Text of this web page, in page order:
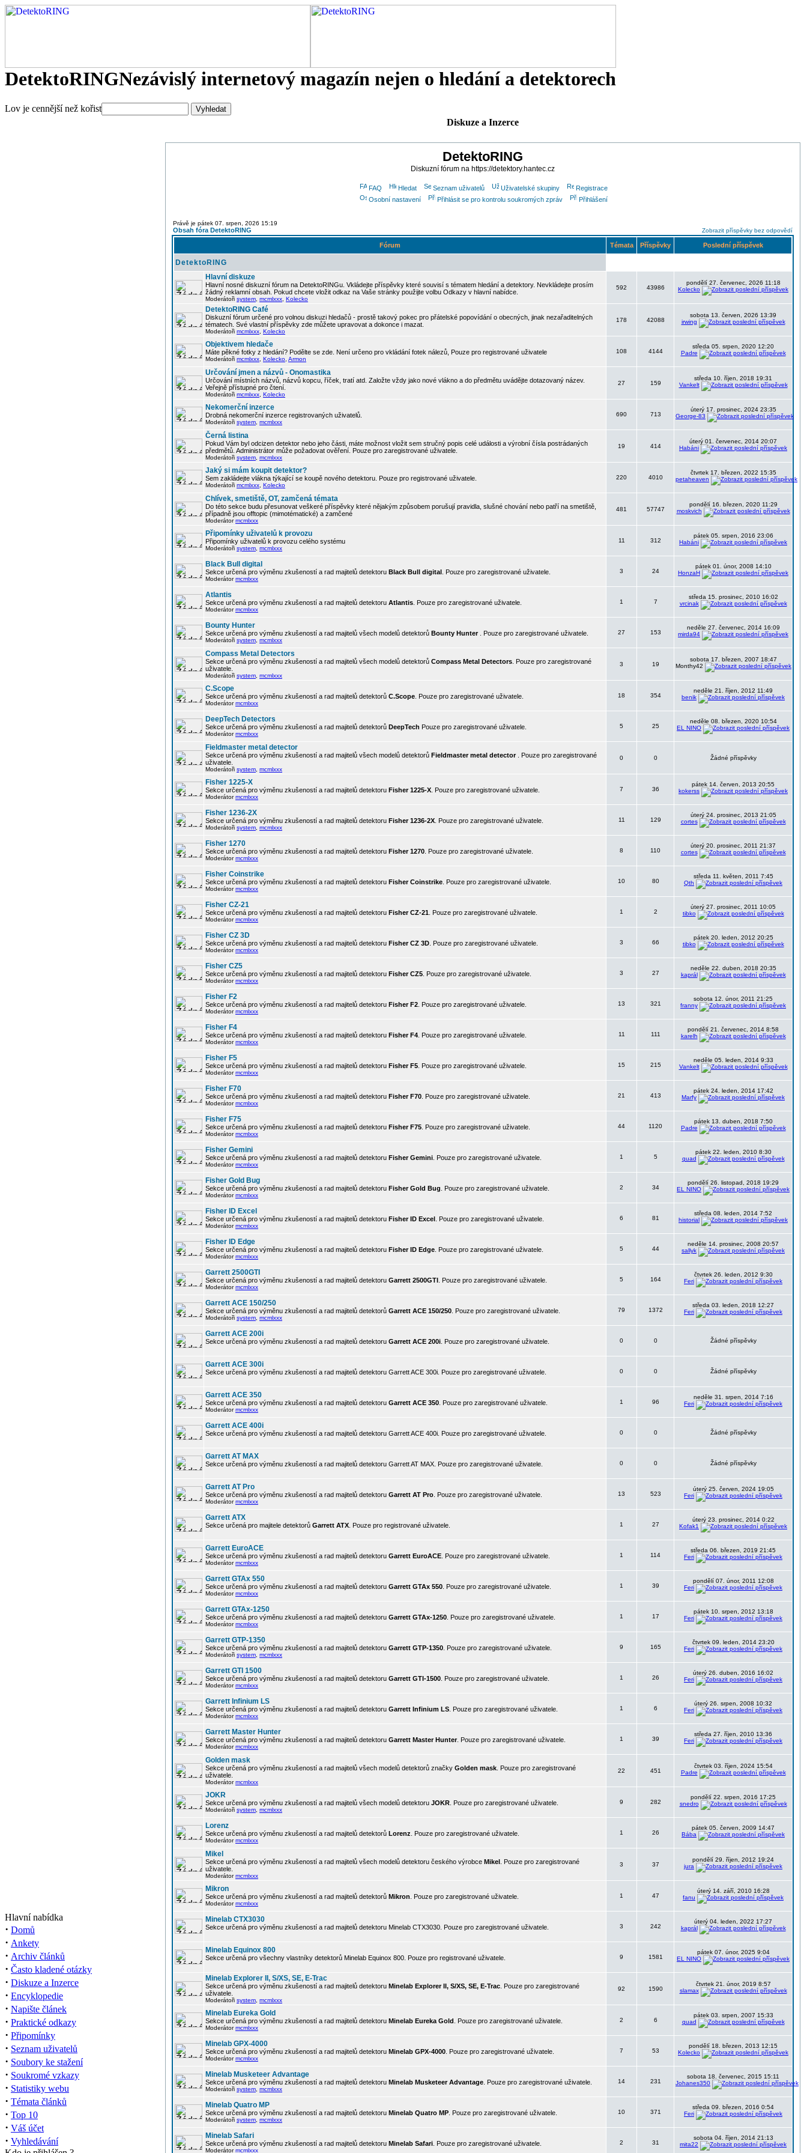
DetektoRINGNezávislý internetový magazín nejen o hledání a detektorech
Lov je cennější než kořist
Hlavní nabídka
· Domů
· Ankety
· Archiv článků
· Často kladené otázky
· Diskuze a Inzerce
· Encyklopedie
· Napište článek
· Praktické odkazy
· Připomínky
· Seznam uživatelů
· Soubory ke stažení
· Soukromé vzkazy
· Statistiky webu
· Témata článků
· Top 10
· Váš účet
· Vyhledávání
Diskuze a Inzerce
DetektoRING
Diskuzní fórum na https://detektory.hantec.cz
FAQ Hledat Seznam uživatelů Uživatelské skupiny
Registrace
Osobní nastavení
Přihlásit se pro kontrolu soukromých zpráv Přihlášení
Právě je pátek 07. srpen, 2026 15:19
Obsah fóra DetektoRING Zobrazit příspěvky bez odpovědí
Fórum Témata Příspěvky Poslední příspěvek
DetektoRING
Hlavní diskuze
Hlavní nosné diskuzní fórum na DetektoRINGu. Vkládejte příspěvky které souvisí s tématem hledání a detektory. Nevkládejte prosím
žádný reklamní obsah. Pokud chcete vložit odkaz na Vaše stránky použijte volbu Odkazy v hlavní nabídce.
Moderátoři system mcmlxxx Kolecko
592 43986
pondělí 27. červenec, 2026 11:18
Kolecko
DetektoRING Café
Diskuzní fórum určené pro volnou diskuzi hledačů - prostě takový pokec pro přátelské popovídání o obecných, jinak nezařaditelných
tématech. Své vlastní příspěvky zde můžete upravovat a dokonce i mazat.
Moderátoři mcmlxxx Kolecko
178 42088
sobota 13. červen, 2026 13:39
irwing
Objektivem hledače
Máte pěkné fotky z hledání? Podělte se zde. Není určeno pro vkládání fotek nálezů, Pouze pro registrované uživatele
Moderátoři mcmlxxx Kolecko Armon
108 4144
středa 05. srpen, 2020 12:20
Padre
Určování jmen a názvů - Onomastika
Určování místních názvů, názvů kopcu, říček, tratí atd. Založte vždy jako nové vlákno a do předmětu uvádějte dotazovaný název.
Veřejně přístupné pro čtení.
Moderátoři mcmlxxx Kolecko
27 159
středa 10. říjen, 2018 19:31
Vankelt
Nekomerční inzerce
Drobná nekomerční inzerce registrovaných uživatelů.
Moderátoři system mcmlxxx
690 713
úterý 17. prosinec, 2024 23:35
George-83
Černá listina
Pokud Vám byl odcizen detektor nebo jeho části, máte možnost vložit sem stručný popis celé události a výrobní čísla postrádaných
předmětů. Administrátor může požadovat ověření. Pouze pro zaregistrované uživatele.
Moderátoři system mcmlxxx
19 414
úterý 01. červenec, 2014 20:07
Habáni
Jaký si mám koupit detektor?
Sem zakládejte vlákna týkající se koupě nového detektoru. Pouze pro registrované uživatele.
Moderátoři mcmlxxx Kolecko
220 4010
čtvrtek 17. březen, 2022 15:35
petaheaven
Chlívek, smetiště, OT, zamčená témata
Do této sekce budu přesunovat veškeré příspěvky které nějakým způsobem porušují pravidla, slušné chování nebo patří na smetiště,
případně jsou offtopic (mimotématické) a zamčené
Moderátormcmlxxx
481 57747
pondělí 16. březen, 2020 11:29
moskvich
Připomínky uživatelů k provozu
Připomínky uživatelů k provozu celého systému
Moderátoři system mcmlxxx
11 312
pátek 05. srpen, 2016 23:06
Habáni
Black Bull digital
Sekce určená pro výměnu zkušeností a rad majitelů detektoru Black Bull digital . Pouze pro zaregistrované uživatele.
Moderátormcmlxxx
3 24
pátek 01. únor, 2008 14:10
HonzaH
Atlantis
Sekce určená pro výměnu zkušeností a rad majitelů detektoru Atlantis . Pouze pro zaregistrované uživatele.
Moderátormcmlxxx
1 7
středa 15. prosinec, 2010 16:02
vrcinak
Bounty Hunter
Sekce určená pro výměnu zkušeností a rad majitelů všech modelů detektorů Bounty Hunter . Pouze pro zaregistrované uživatele.
Moderátoři system mcmlxxx
27 153
neděle 27. červenec, 2014 16:09
mirda94
Compass Metal Detectors
Sekce určená pro výměnu zkušeností a rad majitelů všech modelů detektorů Compass Metal Detectors . Pouze pro zaregistrované
uživatele.
Moderátoři system mcmlxxx
3 19
sobota 17. březen, 2007 18:47
Monthy42
C.Scope
Sekce určená pro výměnu zkušeností a rad majitelů detektorů C.Scope . Pouze pro zaregistrované uživatele.
Moderátormcmlxxx
18 354
neděle 21. říjen, 2012 11:49
benik
DeepTech Detectors
Sekce určená pro výměnu zkušeností a rad majitelů detektorů DeepTech Pouze pro zaregistrované uživatele.
Moderátormcmlxxx
5 25
neděle 08. březen, 2020 10:54
EL NINO
Fieldmaster metal detector
Sekce určená pro výměnu zkušeností a rad majitelů všech modelů detektorů Fieldmaster metal detector. Pouze pro zaregistrované
uživatele.
Moderátoři system mcmlxxx
0 0 Žádné příspěvky
Fisher 1225-X
Sekce určená pro výměnu zkušeností a rad majitelů detektoru Fisher 1225-X . Pouze pro zaregistrované uživatele.
Moderátormcmlxxx
7 36
pátek 14. červen, 2013 20:55
kokerss
Fisher 1236-2X
Sekce určená pro výměnu zkušeností a rad majitelů detektoru Fisher 1236-2X . Pouze pro zaregistrované uživatele.
Moderátoři system mcmlxxx
11 129
úterý 24. prosinec, 2013 21:05
cortes
Fisher 1270
Sekce určená pro výměnu zkušeností a rad majitelů detektoru Fisher 1270 . Pouze pro zaregistrované uživatele.
Moderátormcmlxxx
8 110
úterý 20. prosinec, 2011 21:37
cortes
Fisher Coinstrike
Sekce určená pro výměnu zkušeností a rad majitelů detektoru Fisher Coinstrike . Pouze pro zaregistrované uživatele.
Moderátormcmlxxx
10 80
středa 11. květen, 2011 7:45
Qth
Fisher CZ-21
Sekce určená pro výměnu zkušeností a rad majitelů detektoru Fisher CZ-21 . Pouze pro zaregistrované uživatele.
Moderátormcmlxxx
1 2
úterý 27. prosinec, 2011 10:05
tibko
Fisher CZ 3D
Sekce určená pro výměnu zkušeností a rad majitelů detektoru Fisher CZ 3D . Pouze pro zaregistrované uživatele.
Moderátormcmlxxx
3 66
pátek 20. leden, 2012 20:25
tibko
Fisher CZ5
Sekce určená pro výměnu zkušeností a rad majitelů detektoru Fisher CZ5 . Pouze pro zaregistrované uživatele.
Moderátormcmlxxx
3 27
neděle 22. duben, 2018 20:35
kaprál
Fisher F2
Sekce určená pro výměnu zkušeností a rad majitelů detektoru Fisher F2 . Pouze pro zaregistrované uživatele.
Moderátormcmlxxx
13 321
sobota 12. únor, 2011 21:25
franny
Fisher F4
Sekce určená pro výměnu zkušeností a rad majitelů detektoru Fisher F4 . Pouze pro zaregistrované uživatele.
Moderátormcmlxxx
11 111
pondělí 21. červenec, 2014 8:58
karelh
Fisher F5
Sekce určená pro výměnu zkušeností a rad majitelů detektoru Fisher F5 . Pouze pro zaregistrované uživatele.
Moderátormcmlxxx
15 215
neděle 05. leden, 2014 9:33
Vankelt
Fisher F70
Sekce určená pro výměnu zkušeností a rad majitelů detektoru Fisher F70 . Pouze pro zaregistrované uživatele.
Moderátormcmlxxx
21 413
pátek 24. leden, 2014 17:42
Marfy
Fisher F75
Sekce určená pro výměnu zkušeností a rad majitelů detektoru Fisher F75 . Pouze pro zaregistrované uživatele.
Moderátormcmlxxx
44 1120
pátek 13. duben, 2018 7:50
Padre
Fisher Gemini
Sekce určená pro výměnu zkušeností a rad majitelů detektoru Fisher Gemini . Pouze pro zaregistrované uživatele.
Moderátormcmlxxx
1 5
pátek 22. leden, 2010 8:30
quad
Fisher Gold Bug
Sekce určená pro výměnu zkušeností a rad majitelů detektoru Fisher Gold Bug . Pouze pro zaregistrované uživatele.
Moderátormcmlxxx
2 34
pondělí 26. listopad, 2018 19:29
EL NINO
Fisher ID Excel
Sekce určená pro výměnu zkušeností a rad majitelů detektoru Fisher ID Excel . Pouze pro zaregistrované uživatele.
Moderátormcmlxxx
6 81
středa 08. leden, 2014 7:52
historial
Fisher ID Edge
Sekce určená pro výměnu zkušeností a rad majitelů detektoru Fisher ID Edge . Pouze pro zaregistrované uživatele.
Moderátormcmlxxx
5 44
neděle 14. prosinec, 2008 20:57
sallyk
Garrett 2500GTI
Sekce určená pro výměnu zkušeností a rad majitelů detektoru Garrett 2500GTI . Pouze pro zaregistrované uživatele.
Moderátormcmlxxx
5 164
čtvrtek 26. leden, 2012 9:30
Feri
Garrett ACE 150/250
Sekce určená pro výměnu zkušeností a rad majitelů detektorů Garrett ACE 150/250 . Pouze pro zaregistrované uživatele.
Moderátoři system mcmlxxx
79 1372
středa 03. leden, 2018 12:27
Feri
Garrett ACE 200i
Sekce určená pro výměnu zkušeností a rad majitelů detektoru Garrett ACE 200i . Pouze pro zaregistrované uživatele. 0 0 Žádné příspěvky
Garrett ACE 300i
Sekce určená pro výměnu zkušeností a rad majitelů detektoru Garrett ACE 300i. Pouze pro zaregistrované uživatele. 0 0 Žádné příspěvky
Garrett ACE 350
Sekce určená pro výměnu zkušeností a rad majitelů detektoru Garrett ACE 350 . Pouze pro zaregistrované uživatele.
Moderátormcmlxxx
1 96
neděle 31. srpen, 2014 7:16
Feri
Garrett ACE 400i
Sekce určená pro výměnu zkušeností a rad majitelů detektoru Garrett ACE 400i. Pouze pro zaregistrované uživatele. 0 0 Žádné příspěvky
Garrett AT MAX
Sekce určená pro výměnu zkušeností a rad majitelů detektoru Garrett AT MAX. Pouze pro zaregistrované uživatele. 0 0 Žádné příspěvky
Garrett AT Pro
Sekce určená pro výměnu zkušeností a rad majitelů detektoru Garrett AT Pro . Pouze pro zaregistrované uživatele.
Moderátormcmlxxx
13 523
úterý 25. červen, 2024 19:05
Feri
Garrett ATX
Sekce určená pro majitele detektorů Garrett ATX . Pouze pro registrované uživatele. 1 27
úterý 23. prosinec, 2014 0:22
Kofak1
Garrett EuroACE
Sekce určená pro výměnu zkušeností a rad majitelů detektoru Garrett EuroACE . Pouze pro zaregistrované uživatele.
Moderátormcmlxxx
1 114
středa 06. březen, 2019 21:45
Feri
Garrett GTAx 550
Sekce určená pro výměnu zkušeností a rad majitelů detektoru Garrett GTAx 550 . Pouze pro zaregistrované uživatele.
Moderátormcmlxxx
1 39
pondělí 07. únor, 2011 12:08
Feri
Garrett GTAx-1250
Sekce určená pro výměnu zkušeností a rad majitelů detektoru Garrett GTAx-1250 . Pouze pro zaregistrované uživatele.
Moderátormcmlxxx
1 17
pátek 10. srpen, 2012 13:18
Feri
Garrett GTP-1350
Sekce určená pro výměnu zkušeností a rad majitelů detektoru Garrett GTP-1350 . Pouze pro zaregistrované uživatele.
Moderátoři system mcmlxxx
9 165
čtvrtek 09. leden, 2014 23:20
Feri
Garrett GTI 1500
Sekce určená pro výměnu zkušeností a rad majitelů detektoru Garrett GTI-1500 . Pouze pro zaregistrované uživatele.
Moderátormcmlxxx
1 26
úterý 26. duben, 2016 16:02
Feri
Garrett Infinium LS
Sekce určená pro výměnu zkušeností a rad majitelů detektoru Garrett Infinium LS . Pouze pro zaregistrované uživatele.
Moderátormcmlxxx
1 6
úterý 26. srpen, 2008 10:32
Feri
Garrett Master Hunter
Sekce určená pro výměnu zkušeností a rad majitelů detektoru Garrett Master Hunter. Pouze pro zaregistrované uživatele.
Moderátormcmlxxx
1 39
středa 27. říjen, 2010 13:36
Feri
Golden mask
Sekce určená pro výměnu zkušeností a rad majitelů všech modelů detektorů značky Golden mask . Pouze pro zaregistrované
uživatele.
Moderátormcmlxxx
22 451
čtvrtek 03. říjen, 2024 15:54
Padre
JOKR
Sekce určená pro výměnu zkušeností a rad majitelů všech modelů detektoru JOKR . Pouze pro zaregistrované uživatele.
Moderátoři system mcmlxxx
9 282
pondělí 22. srpen, 2016 17:25
snedro
Lorenz
Sekce určená pro výměnu zkušeností a rad majitelů detektorů Lorenz . Pouze pro zaregistrované uživatele.
Moderátormcmlxxx
1 26
pátek 05. červen, 2009 14:47
Bába
Mikel
Sekce určená pro výměnu zkušeností a rad majitelů všech modelů detektoru českého výrobce Mikel . Pouze pro zaregistrované
uživatele.
Moderátormcmlxxx
3 37
pondělí 29. říjen, 2012 19:24
jura
Mikron
Sekce určená pro výměnu zkušeností a rad majitelů detektorů Mikron . Pouze pro zaregistrované uživatele.
Moderátormcmlxxx
1 47
úterý 14. září, 2010 16:28
fanu
Minelab CTX3030
Sekce určená pro výměnu zkušeností a rad majitelů detektoru Minelab CTX3030. Pouze pro zaregistrované uživatele. 3 242
úterý 04. leden, 2022 17:27
kaprál
Minelab Equinox 800
Sekce určená pro všechny vlastníky detektorů Minelab Equinox 800. Pouze pro registrované uživatele. 9 1581
pátek 07. únor, 2025 9:04
EL NINO
Minelab Explorer II, S/XS, SE, E-Trac
Sekce určená pro výměnu zkušeností a rad majitelů detektoru Minelab Explorer II, S/XS, SE, E-Trac . Pouze pro zaregistrované
uživatele.
Moderátoři system mcmlxxx
92 1590
čtvrtek 21. únor, 2019 8:57
slamax
Minelab Eureka Gold
Sekce určená pro výměnu zkušeností a rad majitelů detektoru Minelab Eureka Gold . Pouze pro zaregistrované uživatele.
Moderátormcmlxxx
2 6
pátek 03. srpen, 2007 15:33
quad
Minelab GPX-4000
Sekce určená pro výměnu zkušeností a rad majitelů detektoru Minelab GPX-4000 . Pouze pro zaregistrované uživatele.
Moderátormcmlxxx
7 53
pondělí 18. březen, 2013 12:15
Kolecko
Minelab Musketeer Advantage
Sekce určená pro výměnu zkušeností a rad majitelů detektoru Minelab Musketeer Advantage . Pouze pro zaregistrované uživatele.
Moderátoři system mcmlxxx
14 231
sobota 18. červenec, 2015 15:11
Johanes350
Minelab Quatro MP
Sekce určená pro výměnu zkušeností a rad majitelů detektoru Minelab Quatro MP . Pouze pro zaregistrované uživatele.
Moderátoři system mcmlxxx
10 371
středa 09. březen, 2016 0:54
Feri
Minelab Safari
Sekce určená pro výměnu zkušeností a rad majitelů detektoru Minelab Safari . Pouze pro zaregistrované uživatele.
Moderátormcmlxxx
2 31
sobota 04. říjen, 2014 21:13
mita22